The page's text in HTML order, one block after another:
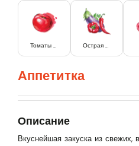
Томаты в собственном соку Острая икра баклажанная
Аппетитка
Описание
Вкуснейшая закуска из